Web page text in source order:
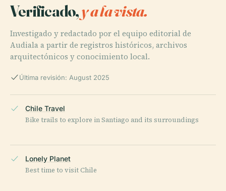
Verificado,y a la vista.
Investigado y redactado por el equipo editorial de
Audiala a partir de registros históricos, archivos
arquitectónicos y conocimiento local.
Última revisión: August 2025
Chile Travel
Bike trails to explore in Santiago and its surroundings
Lonely Planet
Best time to visit Chile